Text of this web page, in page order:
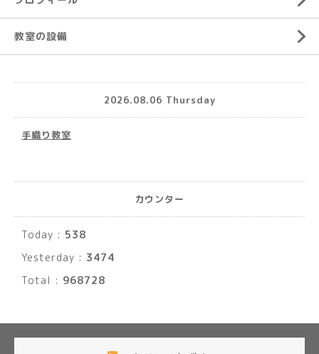
教室の設備
2026.08.06 Thursday
手織り教室
カウンター
Today : 538
Yesterday : 3474
Total : 968728